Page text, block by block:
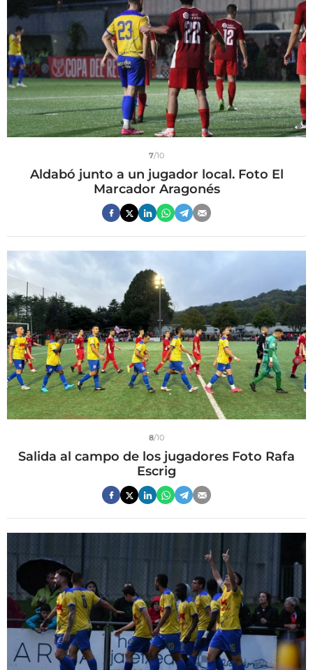
7/10
Aldabó junto a un jugador local. Foto El
Marcador Aragonés
8/10
Salida al campo de los jugadores Foto Rafa
Escrig